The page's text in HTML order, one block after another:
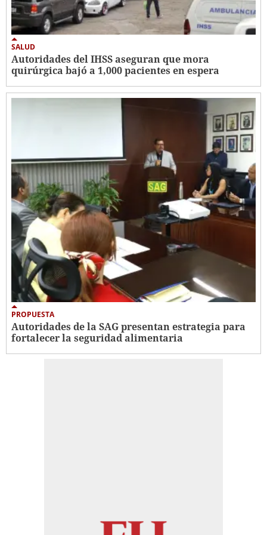
SALUD
Autoridades del IHSS aseguran que mora
quirúrgica bajó a 1,000 pacientes en espera
PROPUESTA
Autoridades de la SAG presentan estrategia para
fortalecer la seguridad alimentaria